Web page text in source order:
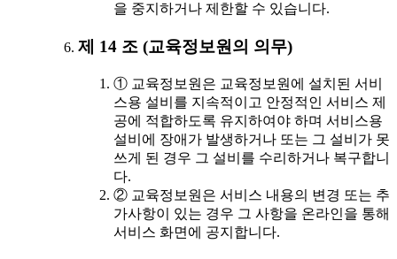
을 중지하거나 제한할 수 있습니다.
제 14 조 (교육정보원의 의무)
① 교육정보원은 교육정보원에 설치된 서비
스용 설비를 지속적이고 안정적인 서비스 제
공에 적합하도록 유지하여야 하며 서비스용
설비에 장애가 발생하거나 또는 그 설비가 못
쓰게 된 경우 그 설비를 수리하거나 복구합니
다.
② 교육정보원은 서비스 내용의 변경 또는 추
가사항이 있는 경우 그 사항을 온라인을 통해
서비스 화면에 공지합니다.